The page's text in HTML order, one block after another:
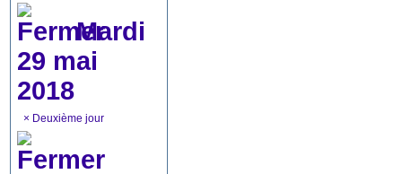
Mardi
29 mai
2018
× Deuxième jour